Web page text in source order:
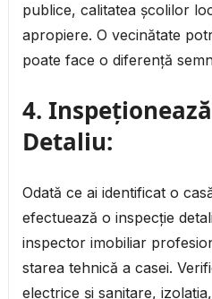
publice, calitatea școlilor
apropiere. O vecinătate
poate face o diferență
4.
Detaliu:
Odată ce ai identificat o
efectuează o inspecție
inspector imobiliar
starea tehnică a casei.
electrice și sanitare,